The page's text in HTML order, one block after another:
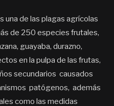
una de las plagas agrícolas
de 250 especies frutales,
guayaba, durazno,
en la pulpa de las frutas,
secundarios causados
patógenos, además
como las medidas